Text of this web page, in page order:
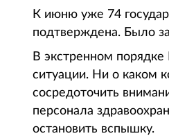
К июню уже 74
подтверждена. Было
В экстренном
ситуации. Ни о каком
сосредоточить
персонала
остановить вспышку.